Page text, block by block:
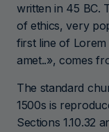
written in 45 BC.
of ethics, very
first line of
amet..», comes
The standard
1500s is
Sections 1.10.32